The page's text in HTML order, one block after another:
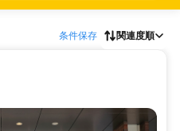
条件保存 関連度順